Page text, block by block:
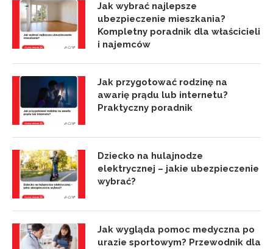
Jak wybrać najlepsze
ubezpieczenie mieszkania?
Kompletny poradnik dla właścicieli
i najemców
Jak przygotować rodzinę na
awarię prądu lub internetu?
Praktyczny poradnik
Dziecko na hulajnodze
elektrycznej – jakie ubezpieczenie
wybrać?
Jak wygląda pomoc medyczna po
urazie sportowym? Przewodnik dla